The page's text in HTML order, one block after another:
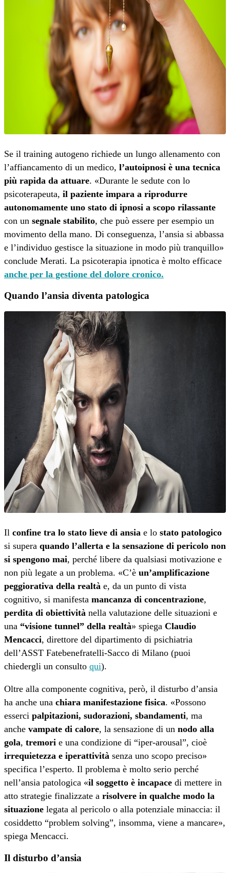
Se il training autogeno richiede un lungo allenamento con
l’affiancamento di un medico, l’autoipnosi è una tecnica
più rapida da attuare. «Durante le sedute con lo
psicoterapeuta, il paziente impara a riprodurre
autonomamente uno stato di ipnosi a scopo rilassante
con un segnale stabilito, che può essere per esempio un
movimento della mano. Di conseguenza, l’ansia si abbassa
e l’individuo gestisce la situazione in modo più tranquillo»
conclude Merati. La psicoterapia ipnotica è molto efficace
anche per la gestione del dolore cronico.
Quando l’ansia diventa patologica
Il confine tra lo stato lieve di ansia e lo stato patologico
si supera quando l’allerta e la sensazione di pericolo non
si spengono mai, perché libere da qualsiasi motivazione e
non più legate a un problema. «C’è un’amplificazione
peggiorativa della realtà e, da un punto di vista
cognitivo, si manifesta mancanza di concentrazione,
perdita di obiettività nella valutazione delle situazioni e
una “visione tunnel” della realtà» spiega Claudio
Mencacci, direttore del dipartimento di psichiatria
dell’ASST Fatebenefratelli-Sacco di Milano (puoi
chiedergli un consulto qui).
Oltre alla componente cognitiva, però, il disturbo d’ansia
ha anche una chiara manifestazione fisica. «Possono
esserci palpitazioni, sudorazioni, sbandamenti, ma
anche vampate di calore, la sensazione di un nodo alla
gola, tremori e una condizione di “iper-arousal”, cioè
irrequietezza e iperattività senza uno scopo preciso»
specifica l’esperto. Il problema è molto serio perché
nell’ansia patologica «il soggetto è incapace di mettere in
atto strategie finalizzate a risolvere in qualche modo la
situazione legata al pericolo o alla potenziale minaccia: il
cosiddetto “problem solving”, insomma, viene a mancare»,
spiega Mencacci.
Il disturbo d’ansia